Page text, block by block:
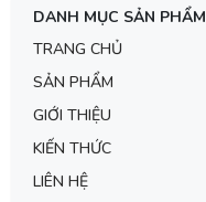
DANH MỤC SẢN PHẨM
TRANG CHỦ
SẢN PHẨM
GIỚI THIỆU
KIẾN THỨC
LIÊN HỆ